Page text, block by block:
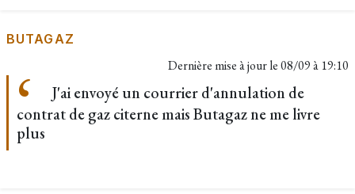
BUTAGAZ
Dernière mise à jour le08/09 à 19:10
J'ai envoyé un courrier d'annulation de
contrat de gaz citerne mais Butagaz ne me livre
plus